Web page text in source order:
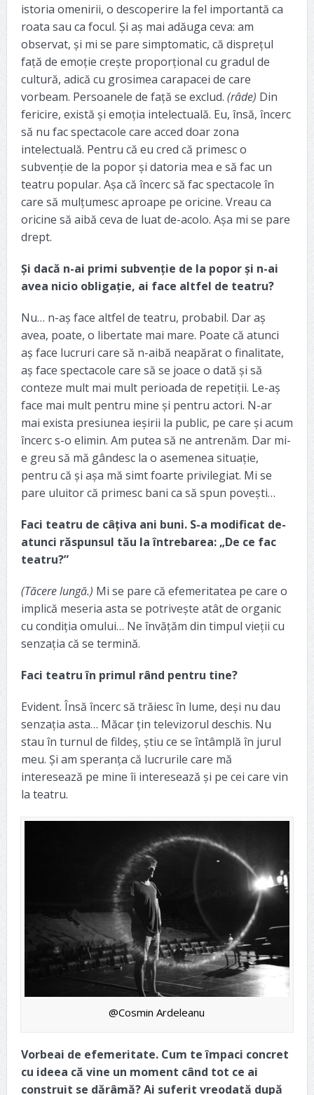
istoria omenirii, o descoperire la fel importantă ca
roata sau ca focul. Și aș mai adăuga ceva: am
observat, și mi se pare simptomatic, că disprețul
față de emoție crește proporțional cu gradul de
cultură, adică cu grosimea carapacei de care
vorbeam. Persoanele de față se exclud. (râde) Din
fericire, există și emoția intelectuală. Eu, însă, încerc
să nu fac spectacole care acced doar zona
intelectuală. Pentru că eu cred că primesc o
subvenție de la popor și datoria mea e să fac un
teatru popular. Așa că încerc să fac spectacole în
care să mulțumesc aproape pe oricine. Vreau ca
oricine să aibă ceva de luat de-acolo. Așa mi se pare
drept.
Și dacă n-ai primi subvenție de la popor și n-ai
avea nicio obligație, ai face altfel de teatru?
Nu… n-aș face altfel de teatru, probabil. Dar aș
avea, poate, o libertate mai mare. Poate că atunci
aș face lucruri care să n-aibă neapărat o finalitate,
aș face spectacole care să se joace o dată și să
conteze mult mai mult perioada de repetiții. Le-aș
face mai mult pentru mine și pentru actori. N-ar
mai exista presiunea ieșirii la public, pe care și acum
încerc s-o elimin. Am putea să ne antrenăm. Dar mi-
e greu să mă gândesc la o asemenea situație,
pentru că și așa mă simt foarte privilegiat. Mi se
pare uluitor că primesc bani ca să spun povești…
Faci teatru de câțiva ani buni. S-a modificat de-
atunci răspunsul tău la întrebarea: „De ce fac
teatru?”
(Tăcere lungă.) Mi se pare că efemeritatea pe care o
implică meseria asta se potrivește atât de organic
cu condiția omului… Ne învățăm din timpul vieții cu
senzația că se termină.
Faci teatru în primul rând pentru tine?
Evident. Însă încerc să trăiesc în lume, deși nu dau
senzația asta… Măcar țin televizorul deschis. Nu
stau în turnul de fildeș, știu ce se întâmplă în jurul
meu. Și am speranța că lucrurile care mă
interesează pe mine îi interesează și pe cei care vin
la teatru.
@Cosmin Ardeleanu
Vorbeai de efemeritate. Cum te împaci concret
cu ideea că vine un moment când tot ce ai
construit se dărâmă? Ai suferit vreodată după